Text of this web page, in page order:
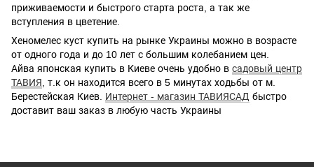
приживаемости и быстрого старта роста, а так же
вступления в цветение.
Хеномелес куст купить на рынке Украины можно в возрасте
от одного года и до 10 лет с большим колебанием цен.
Айва японская купить в Киеве очень удобно в садовый центр
ТАВИЯ , т.к он находится всего в 5 минутах ходьбы от м.
Берестейская Киев. Интернет - магазин ТАВИЯСАД быстро
доставит ваш заказ в любую часть Украины